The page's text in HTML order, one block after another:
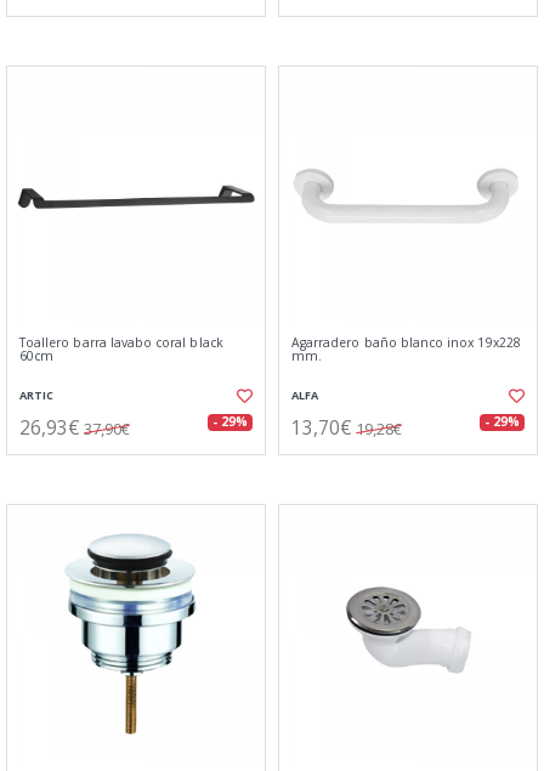
Toallero barra lavabo coral black
60cm
ARTIC
26,93€ 37,90€ - 29%
Agarradero baño blanco inox 19x228
mm.
ALFA
13,70€ 19,28€ - 29%